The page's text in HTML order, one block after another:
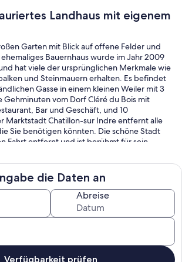
Landhaus mit eigenem
Garten mit Blick auf offene Felder und
Bauernhaus wurde im Jahr 2009
hat viele der ursprünglichen Merkmale wie
und Steinmauern erhalten. Es befindet
Gasse in einem kleinen Weiler mit 3
Gehminuten vom Dorf Cléré du Bois mit
Bar und Geschäft, und 10
Marktstadt Chatillon-sur Indre entfernt alle
Sie benötigen könnten. Die schöne Stadt
Fahrt entfernt und ist berühmt für sein
für Paare.
die Daten an
Abreise
Verfügbarkeit prüfen